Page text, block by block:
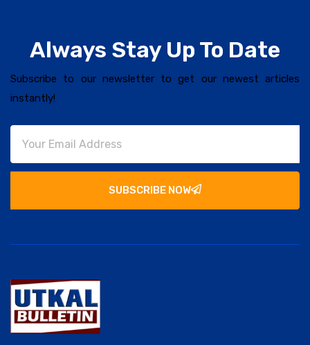
Always Stay Up To Date
Subscribe to our newsletter to get our newest articles
instantly!
SUBSCRIBE NOW